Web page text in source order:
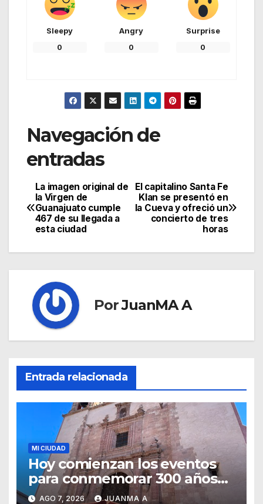
Sleepy
0
Angry
0
Surprise
0
Navegación de
entradas
El capitalino Santa Fe
Klan se presentó en
la Cueva y ofreció un
concierto de tres
horas
La imagen original de
la Virgen de
Guanajuato cumple
467 de su llegada a
esta ciudad
PorJuanMA A
Entrada relacionada
MI CIUDAD
Hoy comienzan los eventos
para conmemorar 300 años
del templo de San Roque
AGO 7, 2026 JUANMA A